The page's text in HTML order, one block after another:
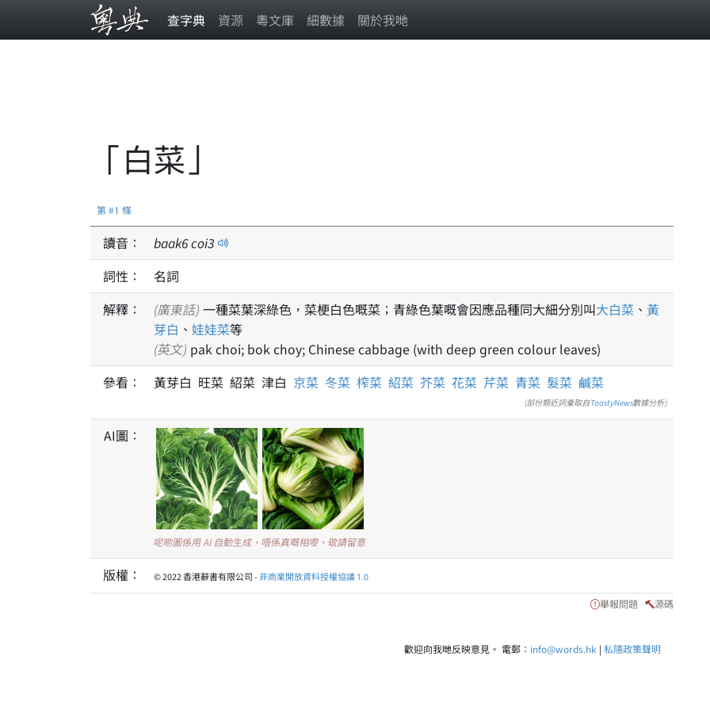
查字典 資源 粵文庫 細數據 關於我哋
「白菜」
第 #1 條
讀音： baak6coi3
詞性：
名詞
解釋：
(廣東話) 一種菜葉深綠色，菜梗白色嘅菜；青綠色葉嘅會因應品種同大細分別叫大白菜 、 黃
芽白 、 娃娃菜等
(英文) pak choi; bok choy; Chinese cabbage (with deep green colour leaves)
參看：
黃芽白 旺菜 紹菜 津白 京菜 冬菜 榨菜 紹菜 芥菜 花菜 芹菜 青菜 髮菜 鹹菜
(部份類近詞彙取自ToastyNews數據分析)
AI圖：
呢啲圖係用 AI 自動生成，唔係真嘅相嚟，敬請留意
版權： © 2022 香港辭書有限公司 -非商業開放資料授權協議 1.0
舉報問題 源碼
歡迎向我哋反映意見。 電郵： info@words.hk | 私隱政策聲明